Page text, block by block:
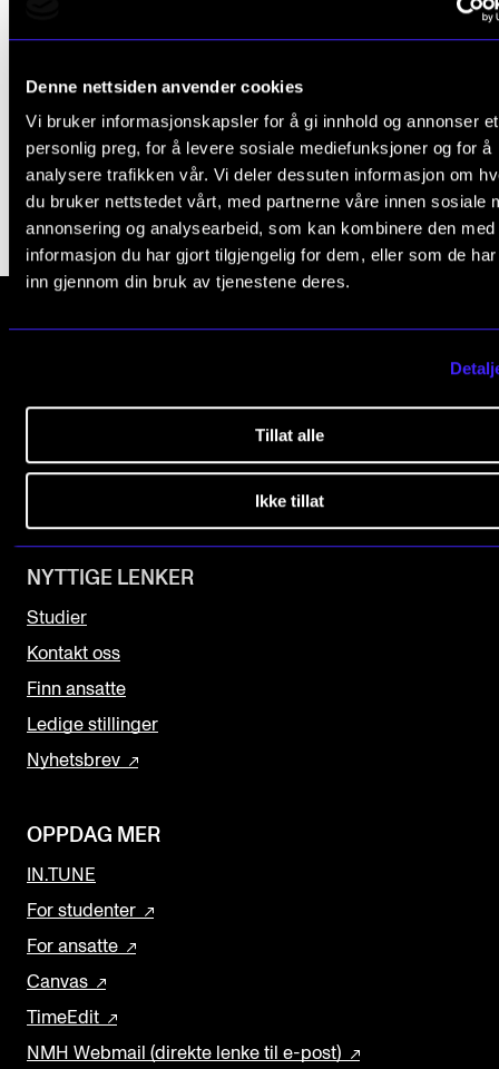
Denne nettsiden anvender cookies
Vi bruker informasjonskapsler for å gi innhold og annonser et
personlig preg, for å levere sosiale mediefunksjoner og for å
analysere trafikken vår. Vi deler dessuten informasjon om
du bruker nettstedet vårt, med partnerne våre innen sosiale
annonsering og analysearbeid, som kan kombinere den med
informasjon du har gjort tilgjengelig for dem, eller som de
inn gjennom din bruk av tjenestene deres.
Tillat alle
Ikke tillat
Nyheter og historier
Ledige stillinger
INFO
Foto: Charlotte Wiig
+47 23 36 70 00
NYTTIGE LENKER
Studier
Kontakt oss
Finn ansatte
Ledige stillinger
Nyhetsbrev
OPPDAG MER
IN.TUNE
For studenter
For ansatte
Canvas
TimeEdit
NMH Webmail (direkte lenke til e-post)